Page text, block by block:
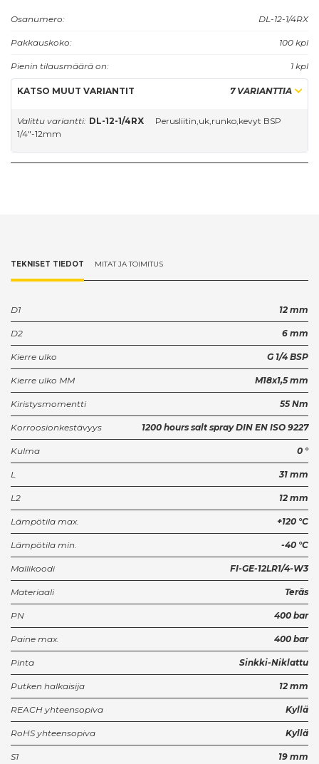
Osanumero: DL-12-1/4RX
Pakkauskoko: 100 kpl
Pienin tilausmäärä on: 1 kpl
KATSO MUUT VARIANTIT 7 VARIANTTIA
Valittu variantti: DL-12-1/4RX
Perusliitin,uk,runko,kevyt BSP
1/4"-12mm
TEKNISET TIEDOT MITAT JA TOIMITUS
D1 12 mm
D2 6 mm
Kierre ulko G 1/4 BSP
Kierre ulko MM M18x1,5 mm
Kiristysmomentti 55 Nm
Korroosionkestävyys 1200 hours salt spray DIN EN ISO 9227
Kulma 0 °
L 31 mm
L2 12 mm
Lämpötila max. +120 °C
Lämpötila min. -40 °C
Mallikoodi FI-GE-12LR1/4-W3
Materiaali Teräs
PN 400 bar
Paine max. 400 bar
Pinta Sinkki-Niklattu
Putken halkaisija 12 mm
REACH yhteensopiva Kyllä
RoHS yhteensopiva Kyllä
S1 19 mm